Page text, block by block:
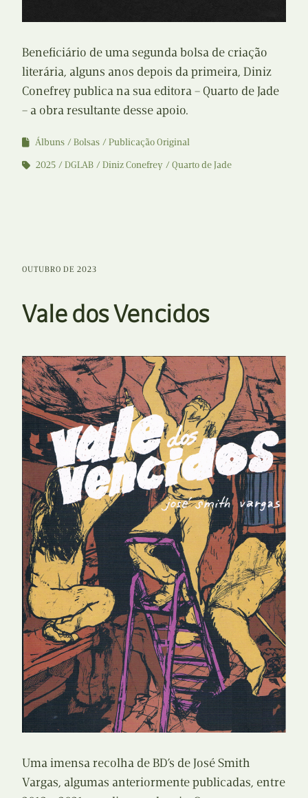
Beneficiário de uma segunda bolsa de criação
literária, alguns anos depois da primeira, Diniz
Conefrey publica na sua editora – Quarto de Jade
– a obra resultante desse apoio.
Álbuns Bolsas
Publicação Original
2025
DGLAB Diniz Conefrey Quarto de Jade
OUTUBRO DE 2023
Vale dos Vencidos
Uma imensa recolha de BD’s de José Smith
Vargas, algumas anteriormente publicadas, entre